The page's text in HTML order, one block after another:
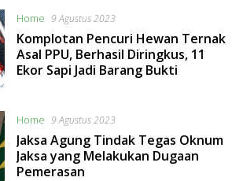
Home 9 Agustus 2023
Komplotan Pencuri Hewan Ternak
Asal PPU, Berhasil Diringkus, 11
Ekor Sapi Jadi Barang Bukti
Home 9 Agustus 2023
Jaksa Agung Tindak Tegas Oknum
Jaksa yang Melakukan Dugaan
Pemerasan